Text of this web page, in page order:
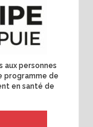
aux personnes
programme de
en santé de